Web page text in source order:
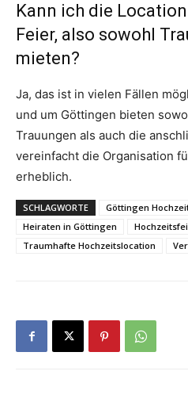
Kann ich die
Feier, also sowohl
mieten?
Ja, das ist in vielen Fällen
und um Göttingen bieten
Trauungen als auch die
vereinfacht die Organisation
erheblich.
SCHLAGWORTE
Göttingen
Heiraten in Göttingen
Traumhafte Hochzeitslocation